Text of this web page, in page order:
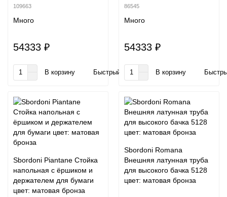
109663
Много
54333 ₽
В корзину Быстрый заказ
86545
Много
54333 ₽
В корзину
Sbordoni Piantane Стойка
напольная с ёршиком и
держателем для бумаги
цвет: матовая бронза
Sbordoni Romana
Внешняя латунная труба
для высокого бачка 5128
цвет: матовая бронза